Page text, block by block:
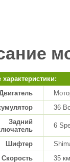
36
Задний
6
Шифтер
Скорость
35